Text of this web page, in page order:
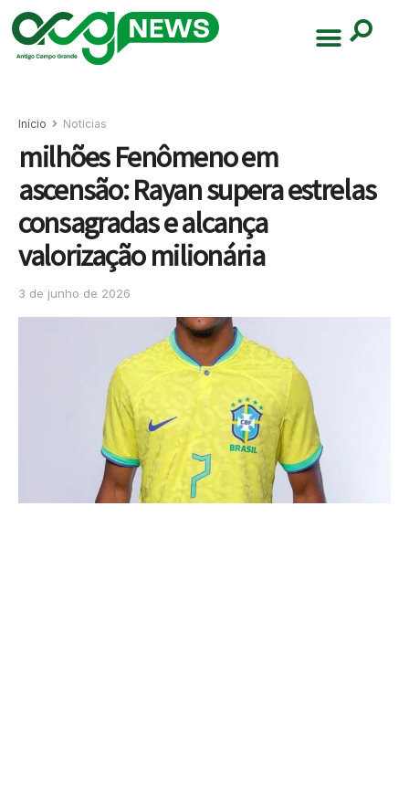
Início Noticias
milhões Fenômeno em
ascensão: Rayan supera estrelas
consagradas e alcança
valorização milionária
3 de junho de 2026